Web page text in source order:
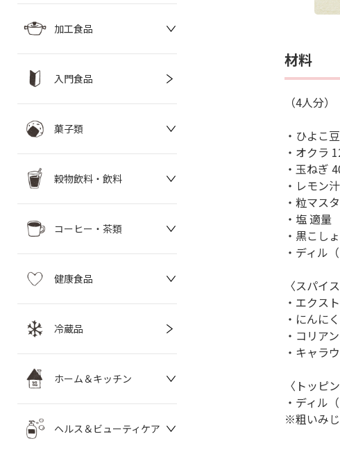
加工食品
入門食品
菓子類
穀物飲料・飲料
コーヒー・茶類
健康食品
冷蔵品
ホーム＆キッチン
ヘルス＆ビューティケア
材料
（4人分）
・ひよこ
・オクラ
・玉ねぎ
・レモン
・粒マス
・塩 適量
・黒こし
・ディル
〈スパイ
・エクス
・にんに
・コリア
・キャラ
〈トッピ
・ディル
※粗いみ